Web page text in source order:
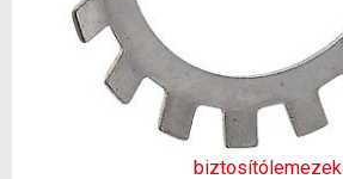
biztosítólemezek